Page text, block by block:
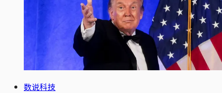
数说科技